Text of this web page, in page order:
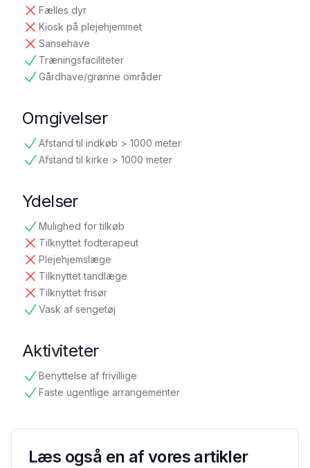
Fælles dyr
ikke tilgængelig
Kiosk på plejehjemmet
ikke tilgængelig
Sansehave
ikke tilgængelig
Træningsfaciliteter
tilgængelig
Gårdhave/grønne områder
tilgængelig
Omgivelser
Afstand til indkøb > 1000 meter
tilgængelig
Afstand til kirke > 1000 meter
tilgængelig
Ydelser
Mulighed for tilkøb
tilgængelig
Tilknyttet fodterapeut
ikke tilgængelig
Plejehjemslæge
ikke tilgængelig
Tilknyttet tandlæge
ikke tilgængelig
Tilknyttet frisør
ikke tilgængelig
Vask af sengetøj
tilgængelig
Aktiviteter
Benyttelse af frivillige
tilgængelig
Faste ugentlige arrangementer
tilgængelig
Læs også en af vores artikler